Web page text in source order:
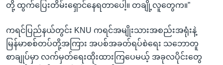
တို့ ထွက်ပြေးတိမ်းရှောင်နေရတာပေါ့။ တချို့လူတွေက။”
ကရင်ပြည်နယ်တွင်း KNU ကရင်အမျိုးသားအစည်းအရုံးနဲ့
မြန်မာစစ်တပ်တို့အကြား အပစ်အခတ်ရပ်စဲရေး သဘောတူ
စာချုပ်မှာ လက်မှတ်ရေးထိုးထားကြပေမယ့် အခုလပိုင်းတွေ